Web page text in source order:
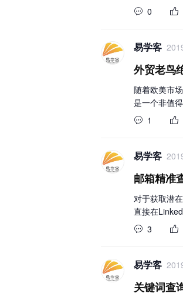
0
易学客
外贸老鸟
随着欧美市
是一个非值
1
易学客
邮箱精准
对于获取潜
直接在
3
易学客
关键词查